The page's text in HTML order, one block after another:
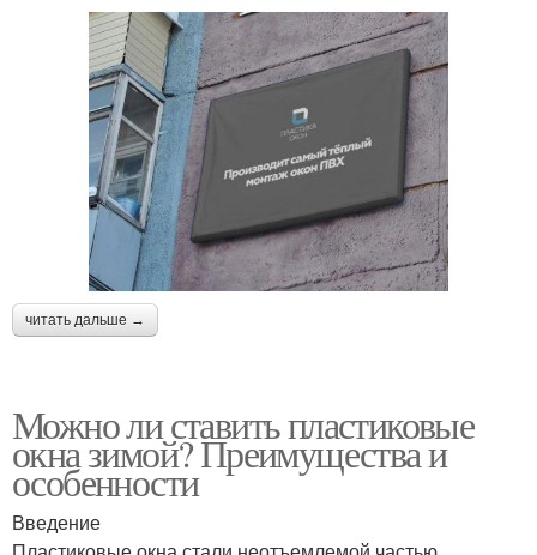
читать дальше →
Можно ли ставить пластиковые
окна зимой? Преимущества и
особенности
Введение